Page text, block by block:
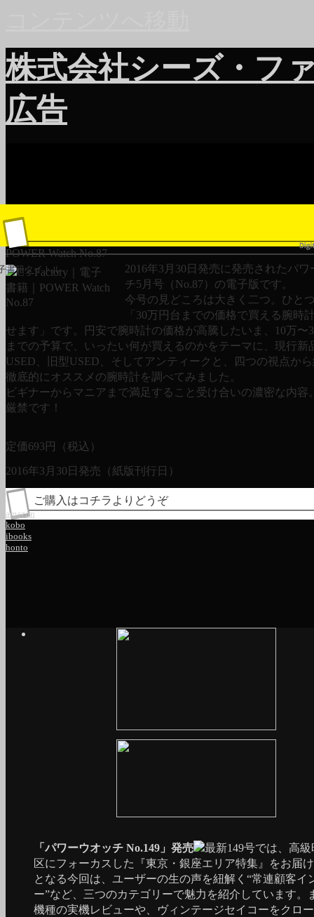
株式会社シーズ・フ
広告
書籍タイトル
POWER Watch No.87
2016年3月30日発売に発売されたパワ
チ5月号（No.87）の電子版です。
今号の見どころは大きく二つ。ひと
「30万円台までの価格で買える腕時
せます」です。円安で腕時計の価格が高騰したいま、10万〜
までの予算で、いったい何が買えるのかをテーマに、現行新
USED、旧型USED、そしてアンティークと、四つの視点か
徹底的にオススメの腕時計を調べてみました。
ビギナーからマニアまで満足すること受け合いの濃密な内容
厳禁です！
定価693円（税込）
2016年3月30日発売（紙版刊行日）
ご購入はコチラよりどうぞ
amazon
kobo
ibooks
honto
「パワーウオッチ No.149」発売
最新149号では、高
区にフォーカスした『東京・銀座エリア特集』をお届
となる今回は、ユーザーの生の声を紐解く“常連顧客イ
ー”など、三つのカテゴリーで魅力を紹介しています。
機種の実機レビューや、ヴィンテージセイコーをクロ